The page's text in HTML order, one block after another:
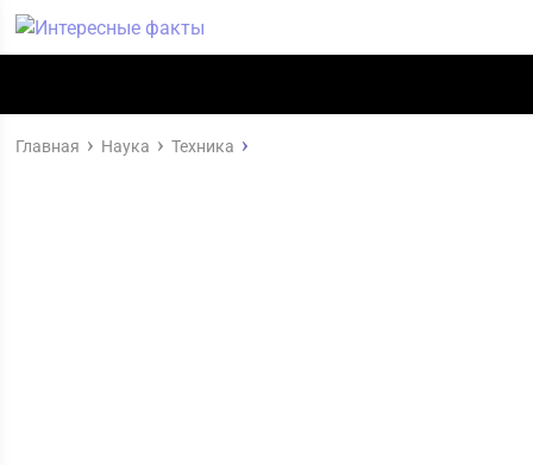
Главная Наука Техника